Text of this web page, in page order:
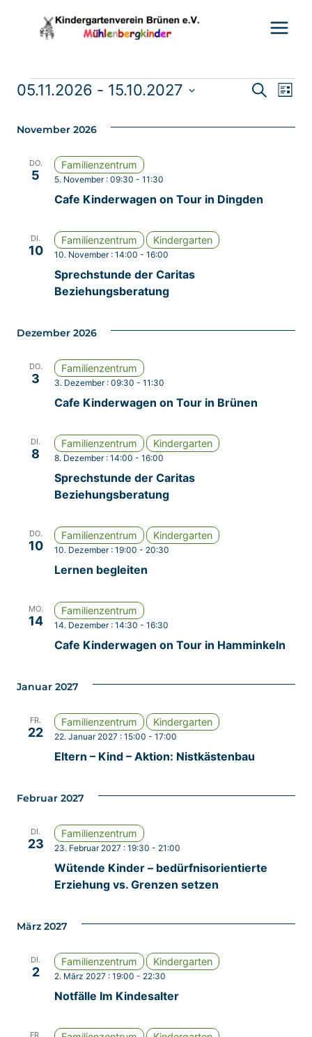
Veranstaltungen SucheListe
05.11.2026 - 15.10.2027
wählen.
November 2026
DO.
5
Cafe Kinderwagen on Tour in Dingden
5. November : 09:30 - 11:30
Familienzentrum
DI.
10
Sprechstunde der Caritas
Beziehungsberatung
10. November : 14:00 - 16:00
Familienzentrum Kindergarten
Dezember 2026
DO.
3
Cafe Kinderwagen on Tour in Brünen
3. Dezember : 09:30 - 11:30
Familienzentrum
DI.
8
Sprechstunde der Caritas
Beziehungsberatung
8. Dezember : 14:00 - 16:00
Familienzentrum Kindergarten
DO.
10
Lernen begleiten
10. Dezember : 19:00 - 20:30
Familienzentrum Kindergarten
MO.
14
Cafe Kinderwagen on Tour in Hamminkeln
14. Dezember : 14:30 - 16:30
Familienzentrum
Januar 2027
FR.
22
Eltern – Kind – Aktion: Nistkästenbau
22. Januar 2027 : 15:00 - 17:00
Familienzentrum Kindergarten
Februar 2027
DI.
23
Wütende Kinder – bedürfnisorientierte
Erziehung vs. Grenzen setzen
23. Februar 2027 : 19:30 - 21:00
Familienzentrum
März 2027
DI.
2
Notfälle Im Kindesalter
2. März 2027 : 19:00 - 22:30
Familienzentrum Kindergarten
FR.